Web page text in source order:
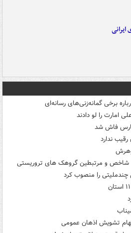
ایرانی
برخی گمانه‌زنی‌های رسانه‌ای
امارت را لو دادند
ندارد
چندملیتی را منصوب کرد